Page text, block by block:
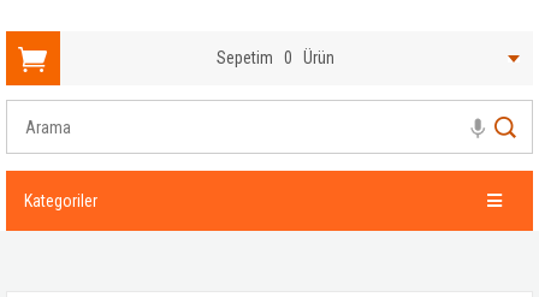
Sepetim 0 Ürün
Kategoriler